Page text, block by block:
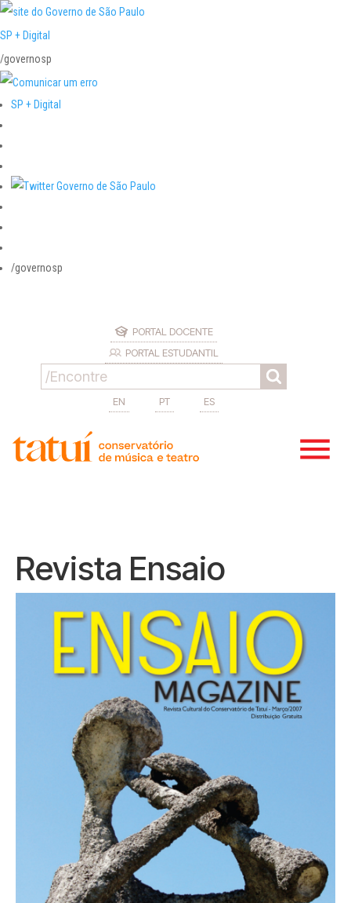
SP + Digital
/governosp
SP + Digital
/governosp
PORTAL DOCENTE
PORTAL ESTUDANTIL
EN PT ES
Revista Ensaio